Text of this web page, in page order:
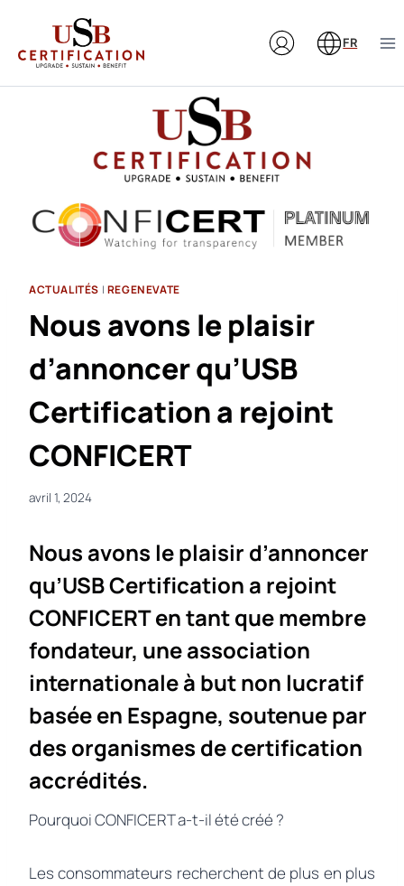
contenu
FR
ACTUALITÉS | REGENEVATE
Nous avons le plaisir
d’annoncer qu’USB
Certification a rejoint
CONFICERT
avril 1, 2024
Nous avons le plaisir d’annoncer
qu’USB Certification a rejoint
CONFICERT en tant que membre
fondateur, une association
internationale à but non lucratif
basée en Espagne, soutenue par
des organismes de certification
accrédités.
Pourquoi CONFICERT a-t-il été créé ?
Les consommateurs recherchent de plus en plus